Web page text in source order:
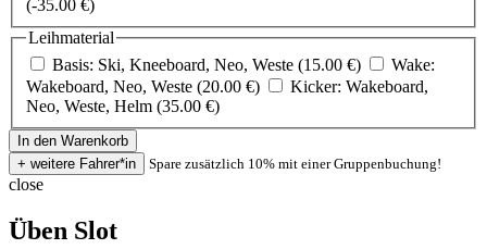
(-35.00 €)
Leihmaterial
Basis: Ski, Kneeboard, Neo, Weste (15.00 €)
Wake:
Wakeboard, Neo, Weste (20.00 €)
Kicker: Wakeboard,
Neo, Weste, Helm (35.00 €)
Spare zusätzlich 10% mit einer Gruppenbuchung!
close
Üben Slot